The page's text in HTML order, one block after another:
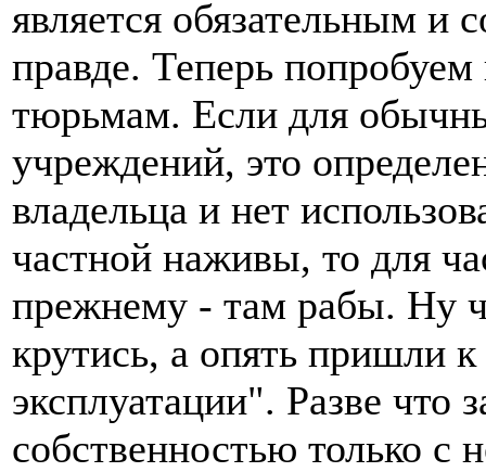
является обязательным и
правде. Теперь
тюрьмам. Если для
учреждений, это
владельца и нет
частной наживы, то для
прежнему - там рабы. Ну
крутись, а опять пришли
эксплуатации". Разве что
собственностью только с